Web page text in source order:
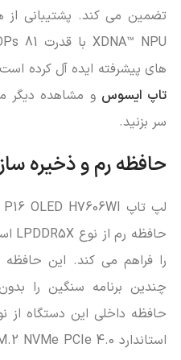
های پیشرفته ایده ‌آل کرده
تاپ ایسوس و مشاهده دیگر
سر بزنید.
حافظه رم و ذخیره
را فراهم می ‌کند. این حافظه
چندین برنامه سنگین را